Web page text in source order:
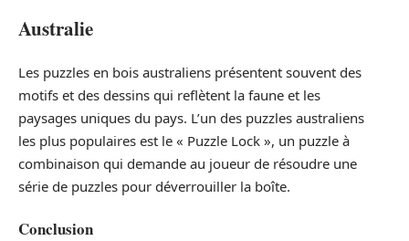
Australie
Les puzzles en bois australiens présentent souvent des
motifs et des dessins qui reflètent la faune et les
paysages uniques du pays. L’un des puzzles australiens
les plus populaires est le « Puzzle Lock », un puzzle à
combinaison qui demande au joueur de résoudre une
série de puzzles pour déverrouiller la boîte.
Conclusion